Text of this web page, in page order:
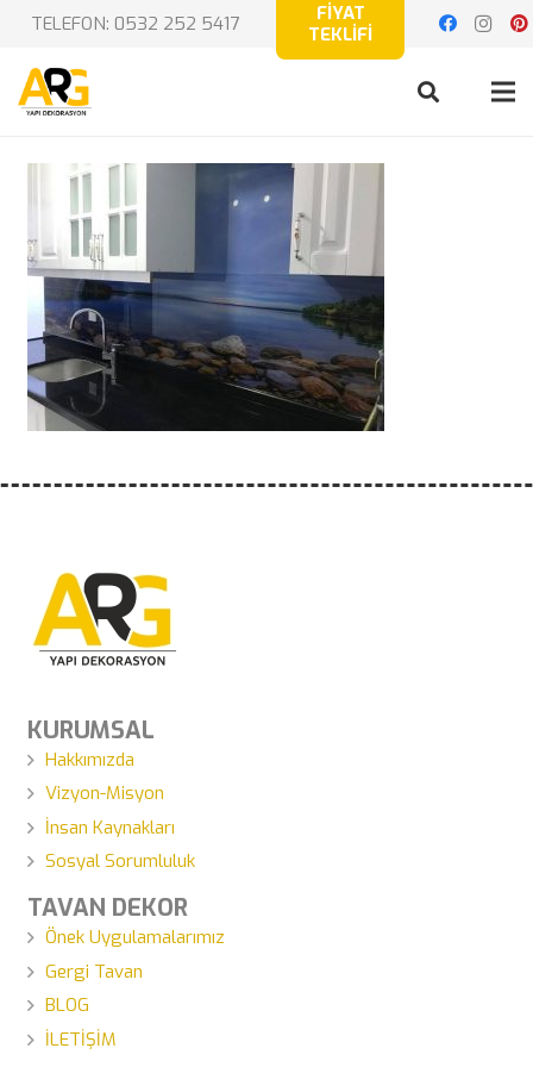
TELEFON: 0532 252 5417
FİYAT
TEKLİFİ
KURUMSAL
Hakkımızda
Vizyon-Misyon
İnsan Kaynakları
Sosyal Sorumluluk
TAVAN DEKOR
Önek Uygulamalarımız
Gergi Tavan
BLOG
İLETİŞİM